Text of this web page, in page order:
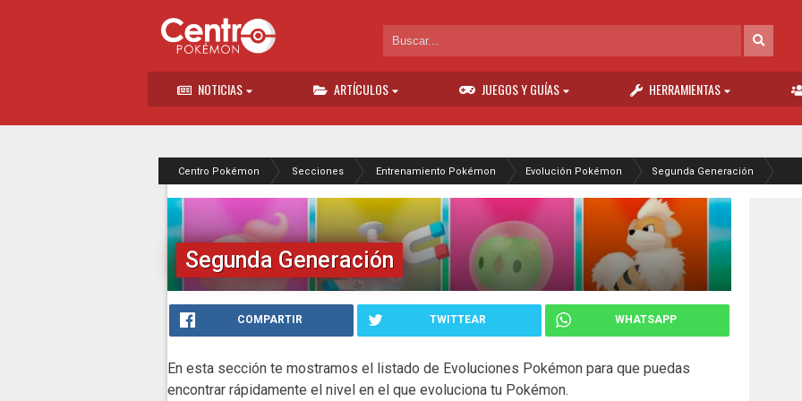
NOTICIAS ARTÍCULOS JUEGOS Y GUÍAS HERRAMIENTAS
Centro Pokémon Secciones Entrenamiento Pokémon Evolución Pokémon Segunda Generación
Segunda Generación
COMPARTIR TWITTEAR WHATSAPP
En esta sección te mostramos el listado de Evoluciones Pokémon para que puedas
encontrar rápidamente el nivel en el que evoluciona tu Pokémon.